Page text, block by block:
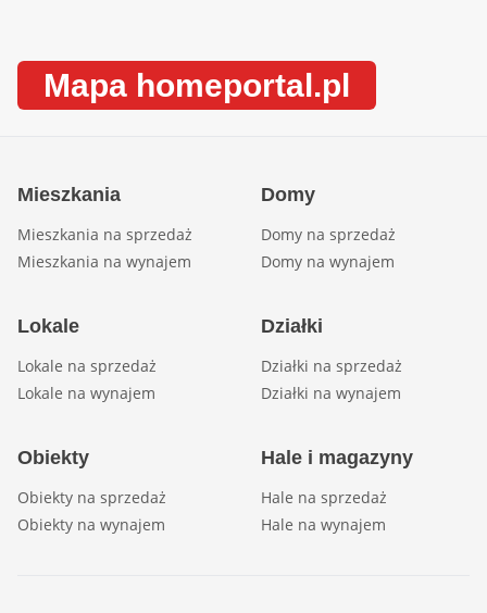
Mapa homeportal.pl
Mieszkania
Mieszkania na sprzedaż
Mieszkania na wynajem
Domy
Domy na sprzedaż
Domy na wynajem
Lokale
Lokale na sprzedaż
Lokale na wynajem
Działki
Działki na sprzedaż
Działki na wynajem
Obiekty
Obiekty na sprzedaż
Obiekty na wynajem
Hale i magazyny
Hale na sprzedaż
Hale na wynajem